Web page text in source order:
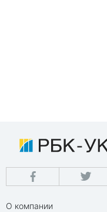
О компании